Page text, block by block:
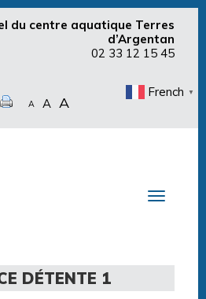
du centre aquatique Terres
d’Argentan
02 33 12 15 45
A A A
French ▼
Toggle
DÉTENTE 1